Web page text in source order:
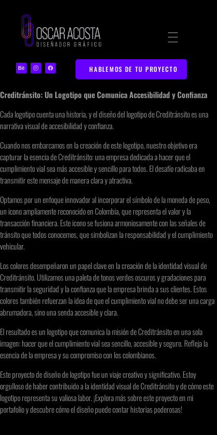
Diseñador Gráfico | Portafolio Web Creativo
Portafolio de Diseño Gráfico y Marketing Digital en Bucaramanga
HABLEMOS DE TU PROYECTO
Creditránsito: Un Logotipo que Comunica Accesibilidad y Confianza
Cada logotipo cuenta una historia, y el diseño del logotipo de Creditránsito es una
narrativa visual de accesibilidad y confianza.
Cuando nos embarcamos en la creación de este logotipo, nuestro objetivo era
capturar la esencia de Creditránsito: una empresa dedicada a hacer que el
cumplimiento vial sea más accesible y sencillo para todos. El desafío radicaba en
transmitir este mensaje de manera clara y atractiva.
Optamos por un enfoque innovador al incorporar el símbolo de la moneda de peso,
un icono ampliamente reconocido en Colombia, que representa el valor y la
transacción financiera. Este icono se fusiona armoniosamente con las señales de
tránsito que todos conocemos, que simbolizan la responsabilidad y el cumplimiento
vehicular.
Los colores desempeñaron un papel clave en la creación de la identidad visual de
Creditránsito. Utilizamos una paleta de tonos verdes oscuros y gradaciones para
transmitir la seguridad y la confianza que la empresa brinda a sus clientes. Estos
colores también refuerzan la idea de que el cumplimiento vial no debe ser una carga
abrumadora, sino una senda accesible y clara.
El resultado es un logotipo que comunica la misión de Creditránsito en una sola
imagen: hacer que el cumplimiento vial sea sencillo, accesible y seguro. Refleja la
esencia de la empresa y su compromiso con los colombianos.
Este proyecto de diseño de logotipo fue un viaje creativo y significativo. Estoy
orgulloso de haber contribuido a la identidad visual de Creditránsito y de cómo este
logotipo representa su valiosa labor. ¡Explora más sobre este proyecto en mi
portafolio y descubre cómo el diseño puede contar historias poderosas!